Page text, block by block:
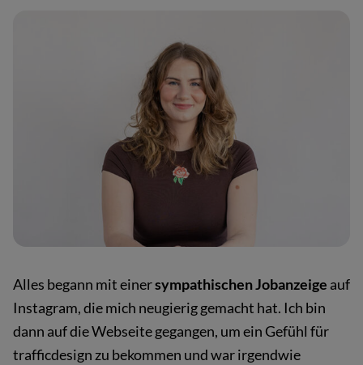
Alles begann mit einersympathischen Jobanzeige auf
Instagram, die mich neugierig gemacht hat. Ich bin
dann auf die Webseite gegangen, um ein Gefühl für
trafficdesign zu bekommen und war irgendwie